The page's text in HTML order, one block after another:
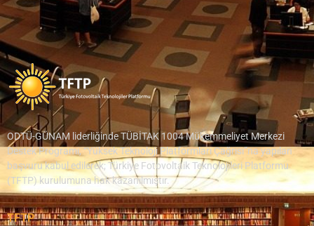
ODTÜ-GÜNAM liderliğinde TÜBİTAK 1004 Mükemmeliyet Merkezi
Destek Programı, “Yüksek Teknoloji Platformları Çağrısı”na yapılan
başvuru kabul edilerek; Türkiye Fotovoltaik Teknolojileri Platformu
(TFTP) kurulumuna hak kazanılmıştır.
TFTP